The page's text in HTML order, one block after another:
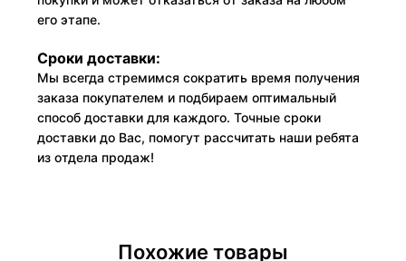
его этапе.
Сроки доставки:
Мы всегда стремимся сократить время получения
заказа покупателем и подбираем оптимальный
способ доставки для каждого. Точные сроки
доставки до Вас, помогут рассчитать наши ребята
из отдела продаж!
Похожие товары